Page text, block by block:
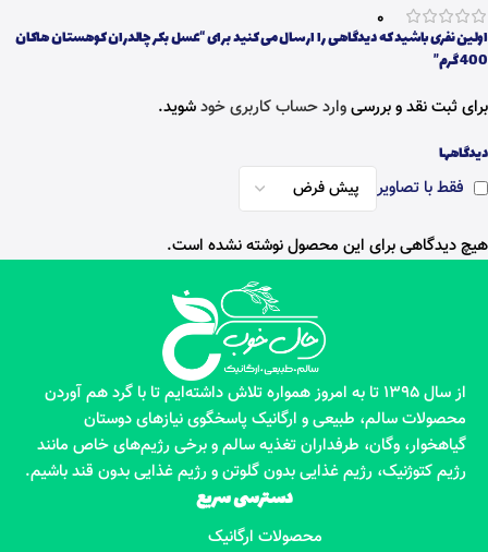
0
دیدگاهها
فقط با تصاویر
هیچ دیدگاهی برای این محصول نوشته نشده است.
اولین نفری باشید که دیدگاهی را ارسال می کنید برای “عسل بکر چالدران کوهستان هاکان
400 گرم”
برای ثبت نقد و بررسیوارد حساب کاربری خودشوید.
از سال 1395 تا به امروز همواره تلاش داشته‌ایم تا با گرد هم آوردن
محصولات سالم، طبیعی و ارگانیک پاسخگوی نیازهای دوستان
گیاهخوار، وگان، طرفداران تغذیه سالم و برخی رژیم‌های خاص مانند
رژیم کتوژنیک، رژیم غذایی بدون گلوتن و رژیم غذایی بدون قند باشیم.
دسترسی سریع
محصولات ارگانیک